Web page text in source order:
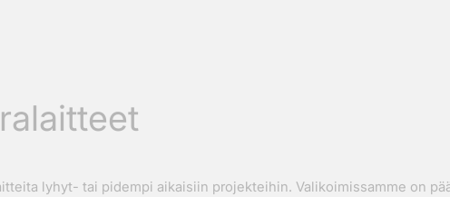
lyhyt- tai pidempi aikaisiin projekteihin. Valikoimissamme on